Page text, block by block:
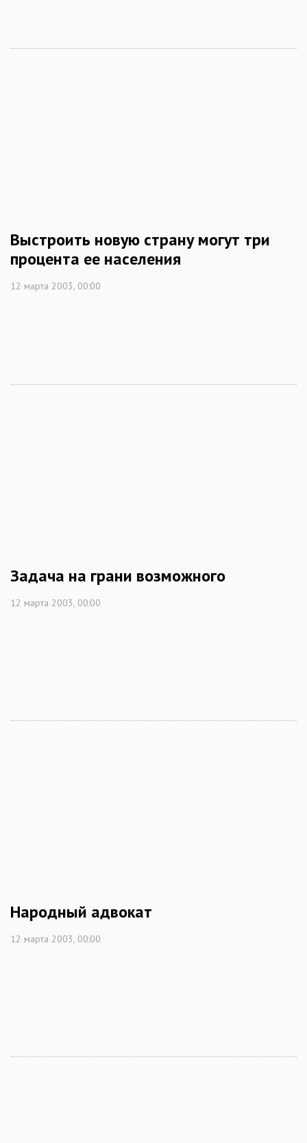
Выстроить новую страну могут три
процента ее населения
12 марта 2003, 00:00
Задача на грани возможного
12 марта 2003, 00:00
Народный адвокат
12 марта 2003, 00:00